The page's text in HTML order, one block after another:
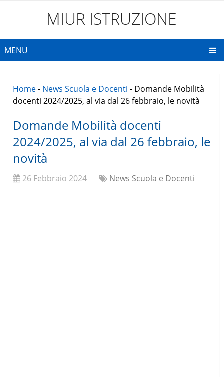
MIUR ISTRUZIONE
MENU
Home- News Scuola e Docenti - Domande Mobilità
docenti 2024/2025, al via dal 26 febbraio, le novità
Domande Mobilità docenti
2024/2025, al via dal 26 febbraio, le
novità
26 Febbraio 2024 News Scuola e Docenti